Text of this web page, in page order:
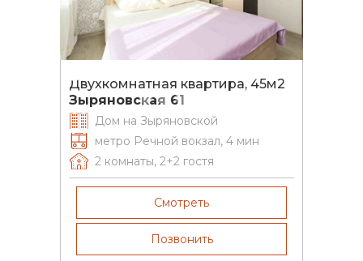
Двухкомнатная квартира, 45м2
Зыряновская 61
Дом на Зыряновской
метро Речной вокзал, 4 мин
2 комнаты, 2+2 гостя
Смотреть
Позвонить